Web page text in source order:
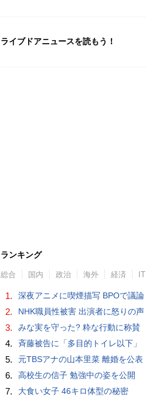
ライブドアニュースを読もう！
ランキング
総合 国内 政治 海外 経済 IT
1. 深夜アニメに喫煙描写 BPOで議論
2. NHK職員性被害 出演者に怒りの声
3. みな実を守った? 粋な行動に称賛
4. 斉藤被告に「多目的トイレ以下」
5. 元TBSアナの山本里菜 離婚を公表
6. 高校生の信子 勉強中の姿を公開
7. 大食い女子 46キロ体型の秘密